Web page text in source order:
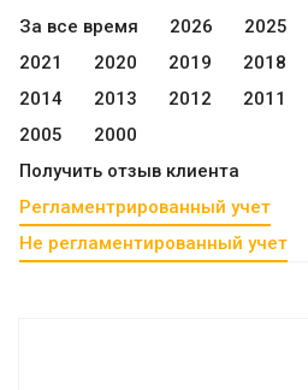
За все время 2026 2025
2021
2020 2019 2018
2014
2013 2012 2011
2005
2000
Получить отзыв клиента
Регламентрированный учет
Не регламентированный учет